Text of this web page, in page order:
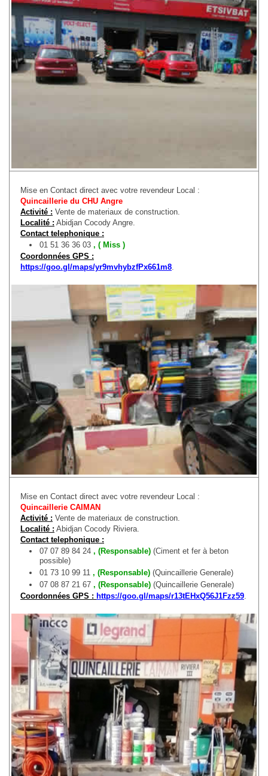
Mise en Contact direct avec votre revendeur Local :
Quincaillerie du CHU Angre
Activité : Vente de materiaux de construction.
Localité : Abidjan Cocody Angre.
Contact telephonique :
01 51 36 36 03 , ( Miss )
Coordonnées GPS :
https://goo.gl/maps/yr9mvhybzfPx661m8
Mise en Contact direct avec votre revendeur Local :
Quincaillerie CAIMAN
Activité : Vente de materiaux de construction.
Localité : Abidjan Cocody Riviera.
Contact telephonique :
07 07 89 84 24 , (Responsable) (Ciment et fer à beton
possible)
01 73 10 99 11 , (Responsable) (Quincaillerie Generale)
07 08 87 21 67 , (Responsable) (Quincaillerie Generale)
Coordonnées GPS : https://goo.gl/maps/r13tEHxQ56J1Fzz59